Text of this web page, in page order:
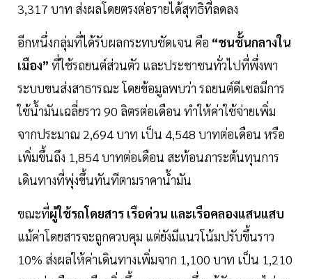
3,317 บาท ส่งผลโดยตรงต่อรายได้สุทธิที่ลดลง
อีกหนึ่งกลุ่มที่ได้รับผลกระทบชัดเจน คือ “ชนชั้นกลางใน
เมือง” ที่ใช้รถยนต์ส่วนตัว และประชาชนทั่วไปที่พึ่งพา
ระบบขนส่งสาธารณะ โดยข้อมูลพบว่า รถยนต์ดีเซลมีการ
ใช้น้ำมันเฉลี่ยราว 90 ลิตรต่อเดือน ทำให้ค่าใช้จ่ายเพิ่ม
จากประมาณ 2,694 บาท เป็น 4,548 บาทต่อเดือน หรือ
เพิ่มขึ้นถึง 1,854 บาทต่อเดือน สะท้อนภาระต้นทุนการ
เดินทางที่พุ่งขึ้นทันทีตามราคาน้ำมัน
ขณะที่ผู้ใช้รถโดยสาร เรือด่วน และเรือคลองแสนแสบ
แม้ค่าโดยสารจะถูกควบคุม แต่ยังมีแนวโน้มปรับขึ้นราว
10% ส่งผลให้ค่าเดินทางเพิ่มจาก 1,100 บาท เป็น 1,210